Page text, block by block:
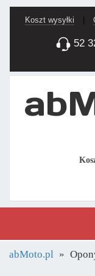
Koszt wysyłki
52
abMoto.pl